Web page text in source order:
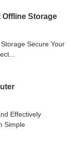
Offline Storage
Secure Your
Effectively
Simple